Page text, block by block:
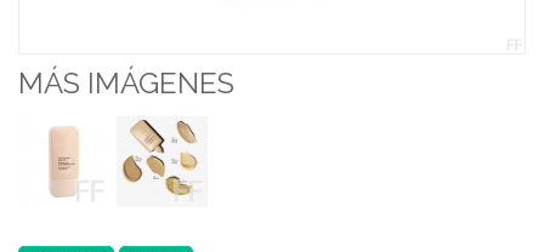
MÁS IMÁGENES